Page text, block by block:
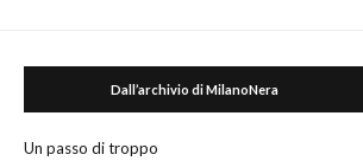
Dall’archivio di MilanoNera
Un passo di troppo